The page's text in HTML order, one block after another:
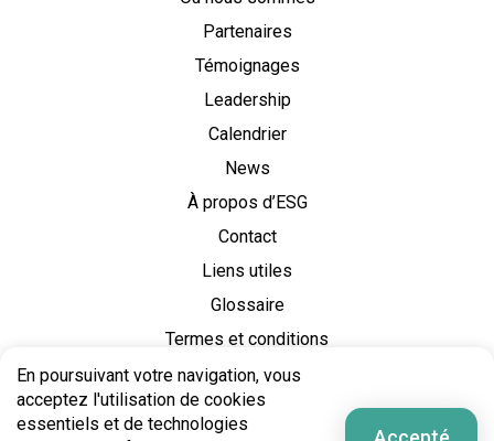
Partenaires
Témoignages
Leadership
Calendrier
News
À propos d’ESG
Contact
Liens utiles
Glossaire
Termes et conditions
Politique de Confidentialité
En poursuivant votre navigation, vous
acceptez l'utilisation de cookies
essentiels et de technologies